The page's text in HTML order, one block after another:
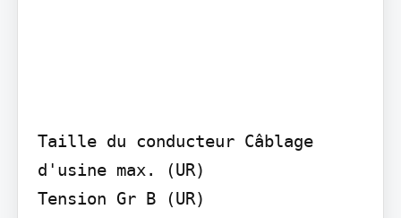
Taille du conducteur Câblage
d'usine max. (UR)
Tension Gr B (UR)